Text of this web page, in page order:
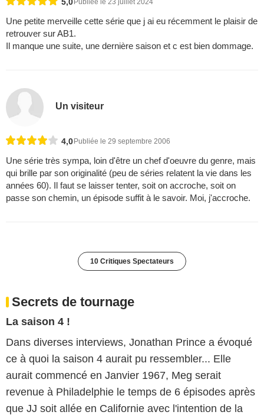
5,0 Publiée le 23 juillet 2024
Une petite merveille cette série que j ai eu récemment le plaisir de
retrouver sur AB1.
Il manque une suite, une dernière saison et c est bien dommage.
Un visiteur
4,0Publiée le 29 septembre 2006
Une série très sympa, loin d'être un chef d'oeuvre du genre, mais
qui brille par son originalité (peu de séries relatent la vie dans les
années 60). Il faut se laisser tenter, soit on accroche, soit on
passe son chemin, un épisode suffit à le savoir. Moi, j'accroche.
10 Critiques Spectateurs
Secrets de tournage
La saison 4 !
Dans diverses interviews, Jonathan Prince a évoqué
ce à quoi la saison 4 aurait pu ressembler... Elle
aurait commencé en Janvier 1967, Meg serait
revenue à Philadelphie le temps de 6 épisodes après
que JJ soit allée en Californie avec l'intention de la